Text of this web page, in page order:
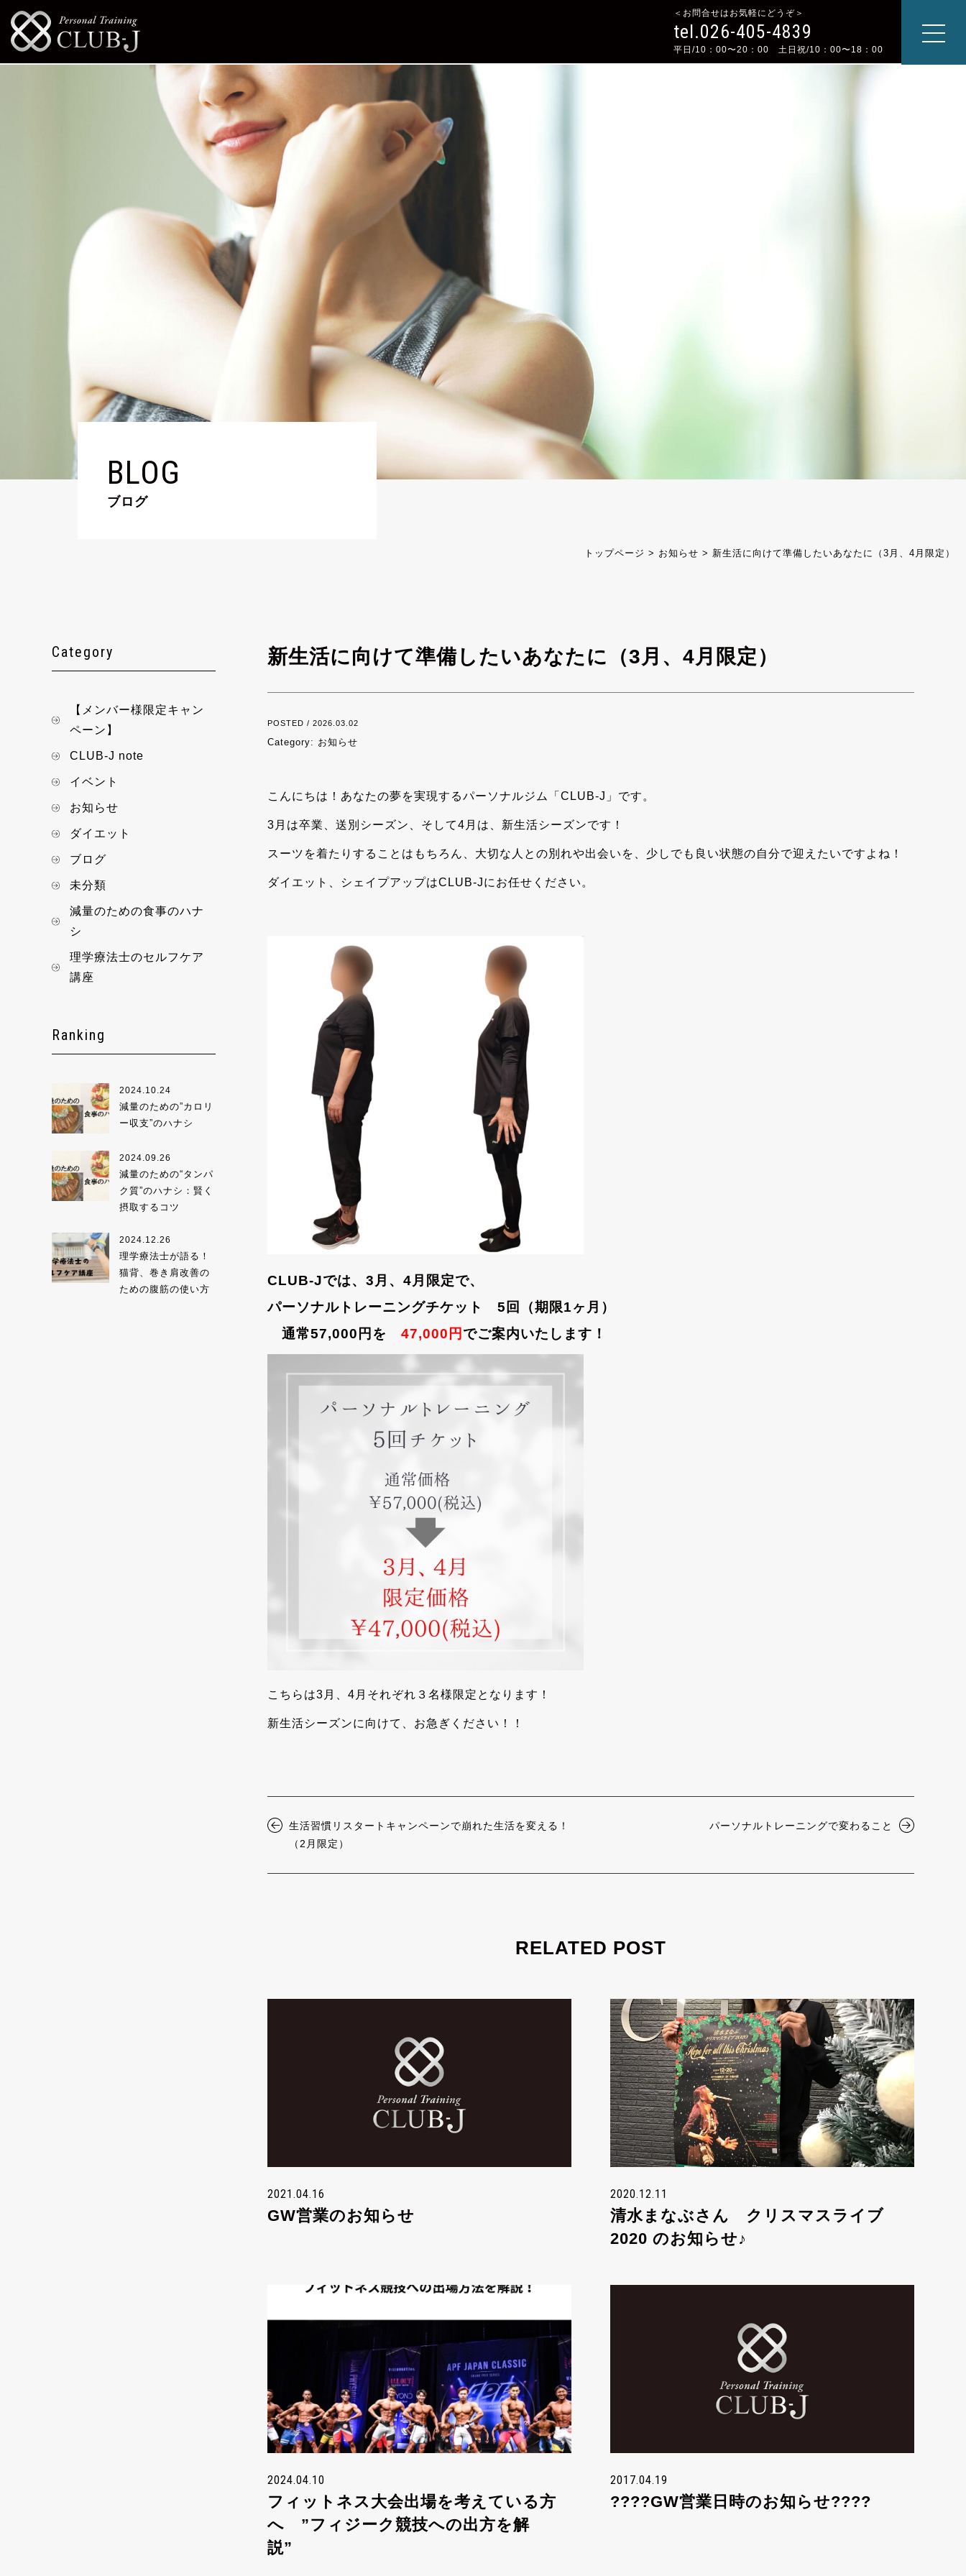
＜お問合せはお気軽にどうぞ＞
tel.026-405-4839
平日/10：00〜20：00 土日祝/10：00〜18：00
BLOG
ブログ
トップページ > お知らせ > 新生活に向けて準備したいあなたに（3月、4月限定）
新生活に向けて準備したいあなたに（3月、4月限定）
POSTED / 2026.03.02
Category: お知らせ
こんにちは！あなたの夢を実現するパーソナルジム「CLUB-J」です。
3月は卒業、送別シーズン、そして4月は、新生活シーズンです！
スーツを着たりすることはもちろん、大切な人との別れや出会いを、少しでも良い状態の自分で迎えたいですよね！
ダイエット、シェイプアップはCLUB-Jにお任せください。
CLUB-Jでは、3月、4月限定で、
パーソナルトレーニングチケット 5回（期限1ヶ月）
通常57,000円を 47,000円 でご案内いたします！
こちらは3月、4月それぞれ３名様限定となります！
新生活シーズンに向けて、お急ぎください！！
生活習慣リスタートキャンペーンで崩れた生活を変える！
（2月限定）
パーソナルトレーニングで変わること
RELATED POST
2021.04.16
GW営業のお知らせ
2020.12.11
清水まなぶさん クリスマスライブ
2020 のお知らせ♪
2024.04.10
フィットネス大会出場を考えている方
へ ”フィジーク競技への出方を解
説”
2017.04.19
????GW営業日時のお知らせ????
Category
【メンバー様限定キャン
ペーン】
CLUB-J note
イベント
お知らせ
ダイエット
ブログ
未分類
減量のための食事のハナ
シ
理学療法士のセルフケア
講座
Ranking
2024.10.24
減量のための”カロリ
ー収支”のハナシ
2024.09.26
減量のための“タンパ
ク質”のハナシ：賢く
摂取するコツ
2024.12.26
理学療法士が語る！
猫背、巻き肩改善の
ための腹筋の使い方